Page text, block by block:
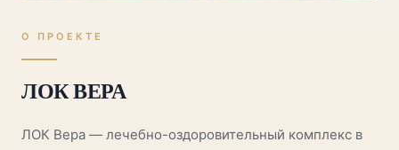
О ПРОЕКТЕ
ЛОК ВЕРА
ЛОК Вера — лечебно-оздоровительный комплекс в